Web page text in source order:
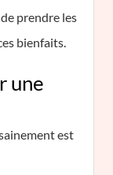
prendre les
bienfaits.
une
est